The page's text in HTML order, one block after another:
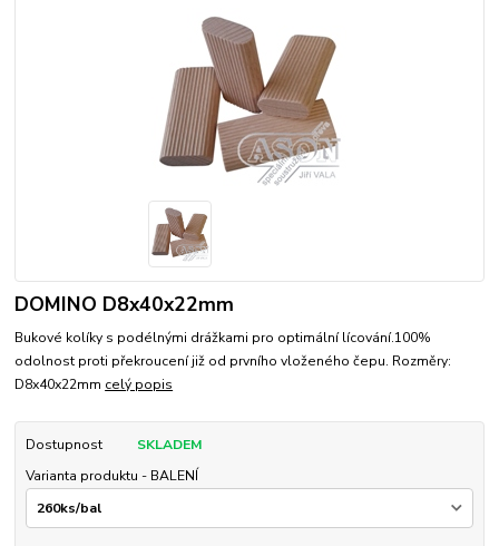
DOMINO D8x40x22mm
Bukové kolíky s podélnými drážkami pro optimální lícování.100%
odolnost proti překroucení již od prvního vloženého čepu. Rozměry:
D8x40x22mm celý popis
Dostupnost
SKLADEM
Varianta produktu - BALENÍ